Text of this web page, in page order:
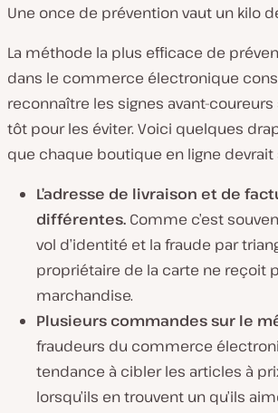
Une once de prévention vaut un kilo
La méthode la plus efficace de
dans le commerce électronique
reconnaître les signes avant-
tôt pour les éviter. Voici quelques
que chaque boutique en ligne devrait
L’adresse de livraison et de
différentes. Comme c’est
vol d’identité et la fraude par
propriétaire de la carte ne reçoit
marchandise.
Plusieurs commandes sur le
fraudeurs du commerce
tendance à cibler les articles à
lorsqu’ils en trouvent un qu’ils